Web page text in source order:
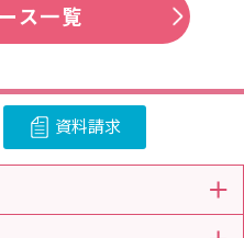
ス一覧
資料請求